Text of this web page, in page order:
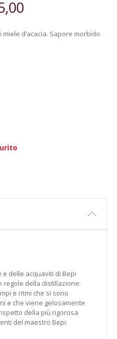
d’acacia. Sapore morbido.
delle acquaviti di Bepi
regole della distillazione:
e ritmi che si sono
e che viene gelosamente
della più rigorosa
del maestro Bepi.